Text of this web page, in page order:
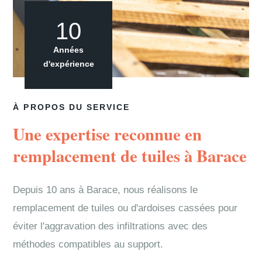
À PROPOS DU SERVICE
Une expertise reconnue en
remplacement de tuiles à Barace
Depuis 10 ans à Barace, nous réalisons le
remplacement de tuiles ou d'ardoises cassées pour
éviter l'aggravation des infiltrations avec des
méthodes compatibles au support.
10
Années
d'expérience